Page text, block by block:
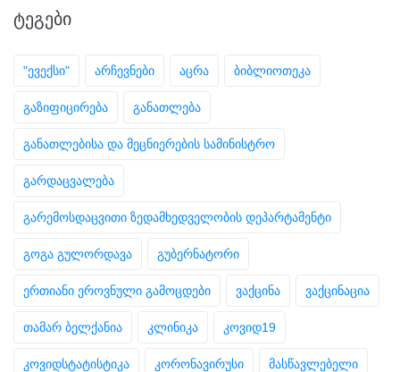
ᲢᲔᲒᲔᲑᲘ
"ევექსი" არჩევნები აცრა ბიბლიოთეკა
გაზიფიცირება განათლება
განათლებისა და მეცნიერების სამინისტრო
გარდაცვალება
გარემოსდაცვითი ზედამხედველობის დეპარტამენტი
გოგა გულორდავა გუბერნატორი
ერთიანი ეროვნული გამოცდები ვაქცინა ვაქცინაცია
თამარ ბელქანია კლინიკა კოვიდ19
კოვიდსტატისტიკა კორონავირუსი მასწავლებელი